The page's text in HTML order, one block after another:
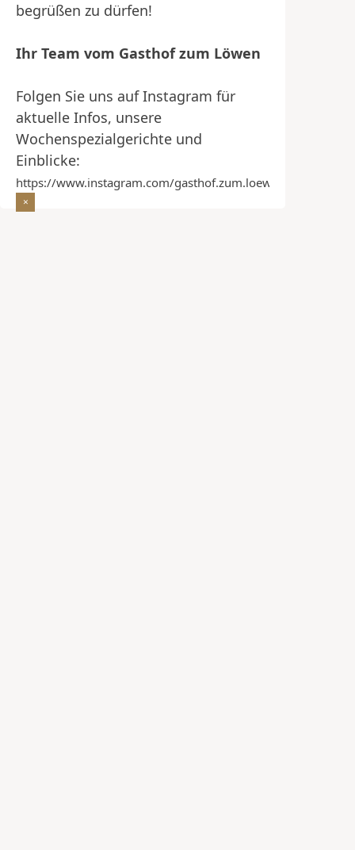
begrüßen zu dürfen!
Ihr Team vom Gasthof zum Löwen
Folgen Sie uns auf Instagram für
aktuelle Infos, unsere
Wochenspezialgerichte und
Einblicke:
https://www.instagram.com/gasthof.zum.loewen/